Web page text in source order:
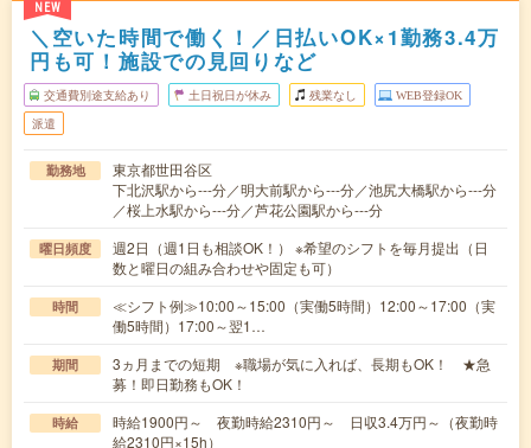
NEW
＼空いた時間で働く！／日払いOK×1勤務3.4万
円も可！施設での見回りなど
交通費別途支給あり 土日祝日が休み 残業なし WEB登録OK
派遣
勤務地
東京都世田谷区
下北沢駅から---分／明大前駅から---分／池尻大橋駅から---分
／桜上水駅から---分／芦花公園駅から---分
曜日頻度
週2日（週1日も相談OK！） ※希望のシフトを毎月提出（日
数と曜日の組み合わせや固定も可）
時間
≪シフト例≫10:00～15:00（実働5時間）12:00～17:00（実
働5時間）17:00～翌1…
期間
3ヵ月までの短期 ※職場が気に入れば、長期もOK！ ★急
募！即日勤務もOK！
時給
時給1900円～ 夜勤時給2310円～ 日収3.4万円～（夜勤時
給2310円×15h）